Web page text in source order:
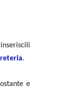
.
e